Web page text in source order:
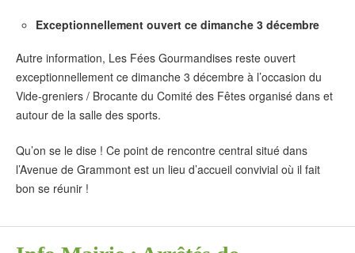
Exceptionnellement ouvert ce dimanche 3 décembre
Autre information, Les Fées Gourmandises reste ouvert
exceptionnellement ce dimanche 3 décembre à l’occasion du
Vide-greniers / Brocante du Comité des Fêtes organisé dans et
autour de la salle des sports.
Qu’on se le dise ! Ce point de rencontre central situé dans
l’Avenue de Grammont est un lieu d’accueil convivial où il fait
bon se réunir !